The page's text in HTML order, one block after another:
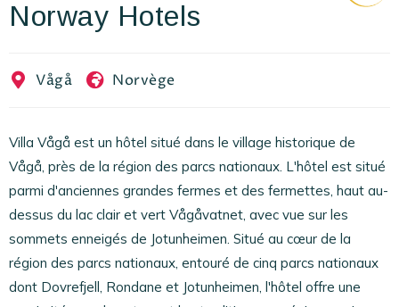
EN
Norway Hotels
Vågå Norvège
Villa Vågå est un hôtel situé dans le village historique de
Vågå, près de la région des parcs nationaux. L'hôtel est situé
parmi d'anciennes grandes fermes et des fermettes, haut au-
dessus du lac clair et vert Vågåvatnet, avec vue sur les
sommets enneigés de Jotunheimen. Situé au cœur de la
région des parcs nationaux, entouré de cinq parcs nationaux
dont Dovrefjell, Rondane et Jotunheimen, l'hôtel offre une